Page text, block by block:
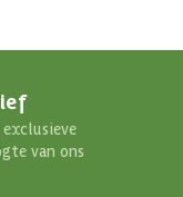
van ons